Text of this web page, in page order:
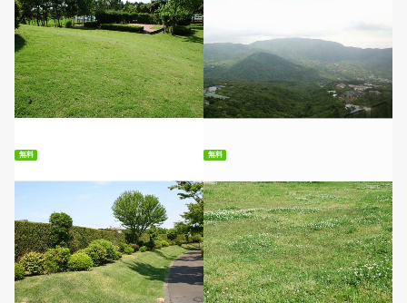
無料ダウンロード 無料ダウンロード
無料
無料ダウンロード
無料
無料ダウンロード